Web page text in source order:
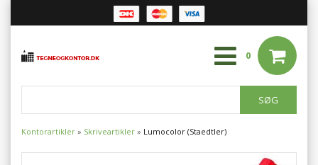
0
Kontorartikler » Skriveartikler » Lumocolor (Staedtler)